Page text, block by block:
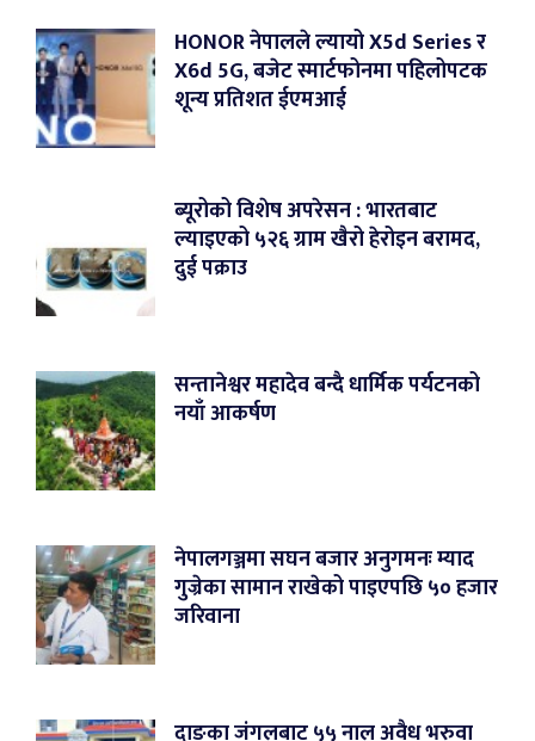
HONOR नेपालले ल्यायो X5d Series र
X6d 5G, बजेट स्मार्टफोनमा पहिलोपटक
शून्य प्रतिशत ईएमआई
ब्यूरोको विशेष अपरेसन : भारतबाट
ल्याइएको ५२६ ग्राम खैरो हेरोइन बरामद,
दुई पक्राउ
सन्तानेश्वर महादेव बन्दै धार्मिक पर्यटनको
नयाँ आकर्षण
नेपालगञ्जमा सघन बजार अनुगमनः म्याद
गुज्रेका सामान राखेको पाइएपछि ५० हजार
जरिवाना